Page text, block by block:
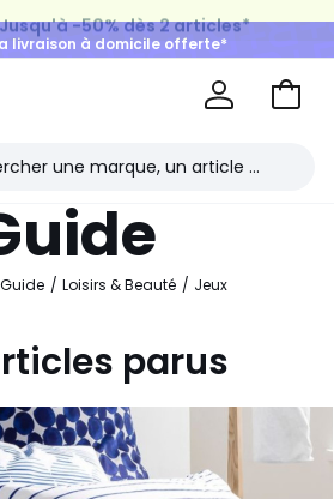
livraison à domicile offerte*
achats Mode & Maison
Aller
Guide Loisirs & Beauté Jeux
parus